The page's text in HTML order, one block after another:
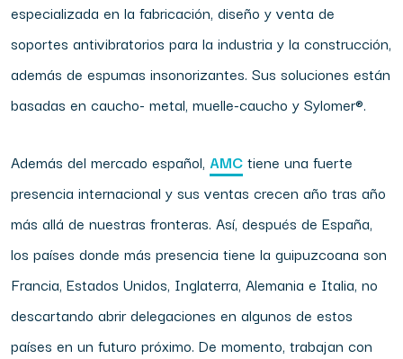
especializada en la fabricación, diseño y venta de
soportes antivibratorios para la industria y la construcción,
además de espumas insonorizantes. Sus soluciones están
basadas en caucho- metal, muelle-caucho y Sylomer®.
Además del mercado español, AMCtiene una fuerte
presencia internacional y sus ventas crecen año tras año
más allá de nuestras fronteras. Así, después de España,
los países donde más presencia tiene la guipuzcoana son
Francia, Estados Unidos, Inglaterra, Alemania e Italia, no
descartando abrir delegaciones en algunos de estos
países en un futuro próximo. De momento, trabajan con